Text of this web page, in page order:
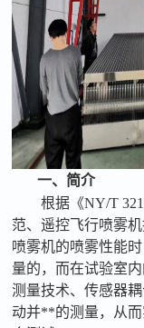
一、简介
根据 《NY/T
范、遥控飞行喷雾
喷雾机的喷雾性能
量的，而在试验室
测量技术、传感器
动并**的测量，从